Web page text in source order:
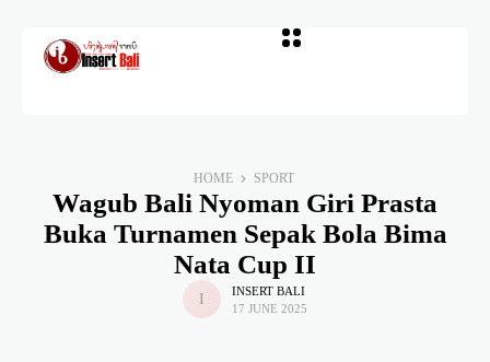
HOME SPORT
Wagub Bali Nyoman Giri Prasta
Buka Turnamen Sepak Bola Bima
Nata Cup II
INSERT BALI
17 JUNE 2025